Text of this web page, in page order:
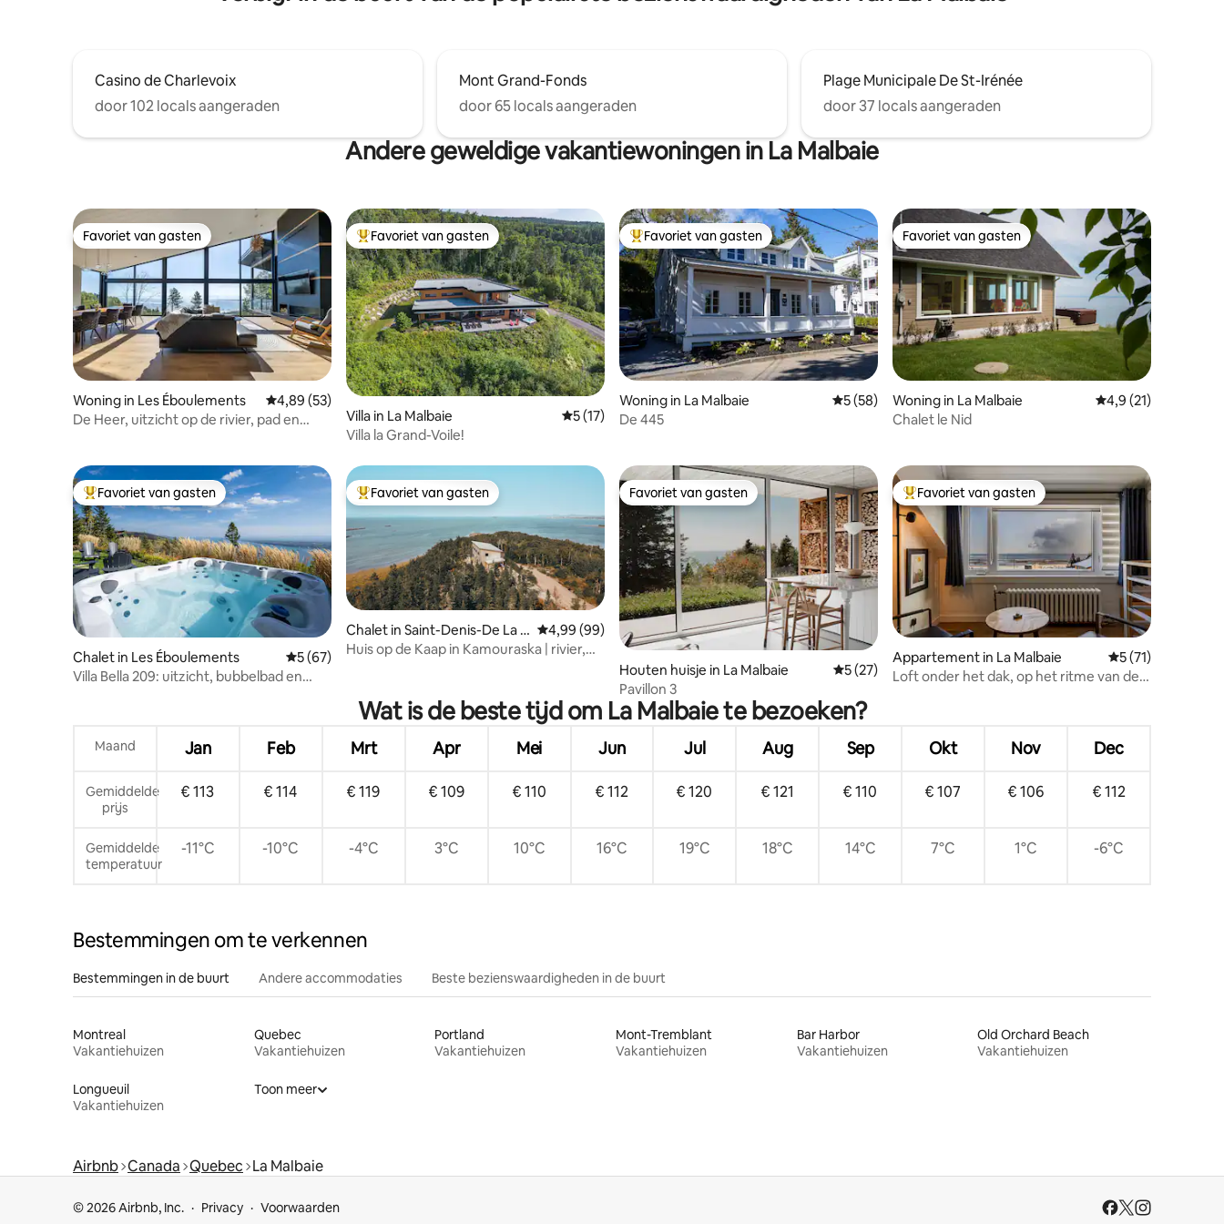
Casino de Charlevoix
door 102 locals aangeraden
Mont Grand-Fonds
door 65 locals aangeraden
Plage Municipale De St-Irénée
door 37 locals aangeraden
Andere geweldige vakantiewoningen in La Malbaie
Favoriet van gasten
Favoriet van gasten
Woning in Les Éboulements Gemiddelde beoordeling van 4,89 uit 5, 53 recensies
4,89 (53)
De Heer, uitzicht op de rivier, pad en
Topfavoriet van gasten
Favoriet van gasten
Villa in La Malbaie Gemiddelde beoordeling van 5 uit 5, 17 recensies
5 (17)
Villa la Grand-Voile!
Topfavoriet van gasten
Favoriet van gasten
Woning in La Malbaie Gemiddelde beoordeling van 5 uit 5, 58 recensies
5 (58)
De 445
Favoriet van gasten
Favoriet van gasten
Woning in La Malbaie Gemiddelde
4,9 (21)
Chalet le Nid
Topfavoriet van gasten
Favoriet van gasten
Chalet in Les Éboulements Gemiddelde beoordeling van 5 uit 5, 67 recensies
5 (67)
Villa Bella 209: uitzicht, bubbelbad en
Topfavoriet van gasten
Favoriet van gasten
Chalet in Saint-Denis-De La B
outeillerie
Gemiddelde beoordeling van 4,99 uit 5, 99 recensies
4,99 (99)
Huis op de Kaap in Kamouraska | rivier,
Favoriet van gasten
Favoriet van gasten
Houten huisje in La Malbaie Gemiddelde beoordeling van 5 uit 5, 27 recensies
5 (27)
Pavillon 3
Topfavoriet van gasten
Favoriet van gasten
Appartement in La Malbaie Gemiddelde
5 (71)
Loft onder het dak, op het ritme van de
Wat is de beste tijd om La Malbaie te bezoeken?
Maand Jan Feb Mrt Apr Mei Jun Jul Aug Sep Okt Nov Dec
Gemiddelde
prijs
€ 113 € 114 € 119 € 109 € 110 € 112 € 120 € 121 € 110 € 107 € 106 € 112
Gemiddelde
temperatuur
-11°C -10°C -4°C 3°C 10°C 16°C 19°C 18°C 14°C 7°C 1°C -6°C
Bestemmingen om te verkennen
Bestemmingen in de buurt Andere accommodaties Beste bezienswaardigheden in de buurt
Montreal
Vakantiehuizen
Quebec
Vakantiehuizen
Portland
Vakantiehuizen
Mont-Tremblant
Vakantiehuizen
Bar Harbor
Vakantiehuizen
Old Orchard Beach
Vakantiehuizen
Longueuil
Vakantiehuizen
Toon meer
Airbnb Canada Quebec La Malbaie
© 2026 Airbnb, Inc. Privacy Voorwaarden